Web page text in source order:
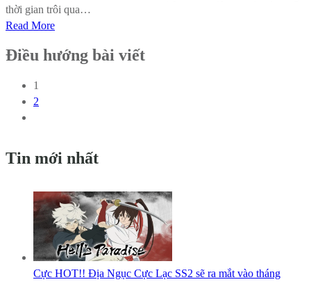
thời gian trôi qua…
Read More
Điều hướng bài viết
1
2
Tin mới nhất
Cực HOT!! Địa Ngục Cực Lạc SS2 sẽ ra mắt vào tháng